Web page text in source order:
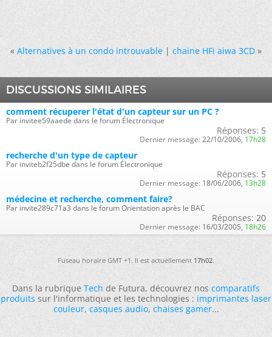
« Alternatives à un condo introuvable|chaine HFi aiwa 3CD »
DISCUSSIONS SIMILAIRES
comment récuperer l'état d'un capteur sur un PC ?
Par invitee59aaede dans le forum Électronique
Réponses: 5
Dernier message: 22/10/2006, 17h28
recherche d'un type de capteur
Par inviteb2f25dbe dans le forum Électronique
Réponses: 5
Dernier message: 18/06/2006, 13h28
médecine et recherche, comment faire?
Par invite289c71a3 dans le forum Orientation après le BAC
Réponses: 20
Dernier message: 16/03/2005, 18h26
Fuseau horaire GMT +1. Il est actuellement17h02.
Dans la rubriqueTechde Futura, découvrez noscomparatifs
produitssur l'informatique et les technologies :imprimantes laser
couleur,casques audio,chaises gamer...